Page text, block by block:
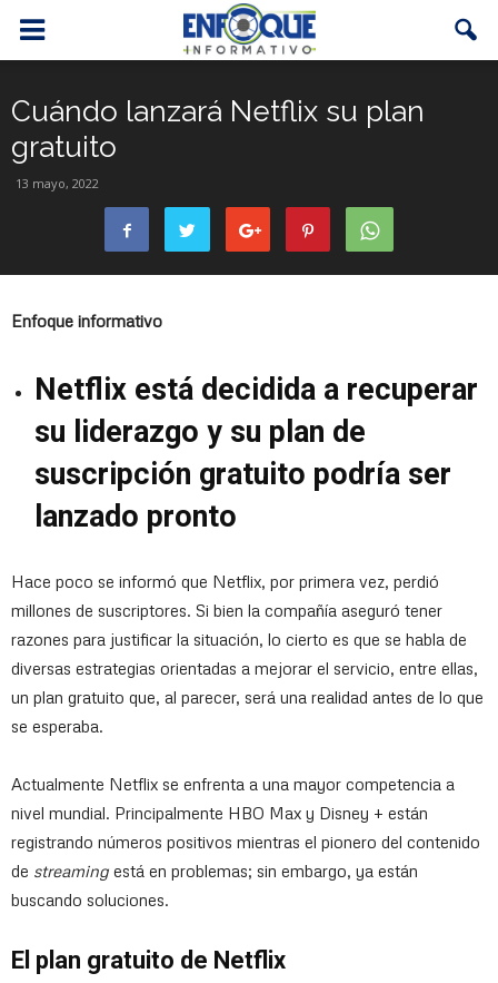
Cuándo lanzará Netflix su plan
gratuito
13 mayo, 2022
Enfoque informativo
Netflix está decidida a recuperar
su liderazgo y su plan de
suscripción gratuito podría ser
lanzado pronto
Hace poco se informó que Netflix, por primera vez, perdió
millones de suscriptores. Si bien la compañía aseguró tener
razones para justificar la situación, lo cierto es que se habla de
diversas estrategias orientadas a mejorar el servicio, entre ellas,
un plan gratuito que, al parecer, será una realidad antes de lo que
se esperaba.
Actualmente Netflix se enfrenta a una mayor competencia a
nivel mundial. Principalmente HBO Max y Disney + están
registrando números positivos mientras el pionero del contenido
de streaming está en problemas; sin embargo, ya están
buscando soluciones.
El plan gratuito de Netflix